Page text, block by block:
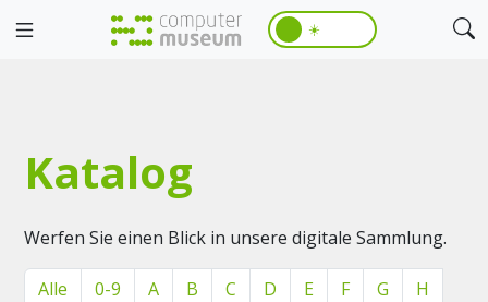
☀️
Katalog
Werfen Sie einen Blick in unsere digitale Sammlung.
Alle 0-9 A B C D E F G
H